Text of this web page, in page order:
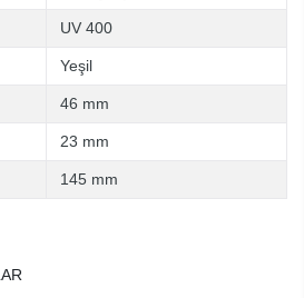
UV 400
Yeşil
46 mm
23 mm
145 mm